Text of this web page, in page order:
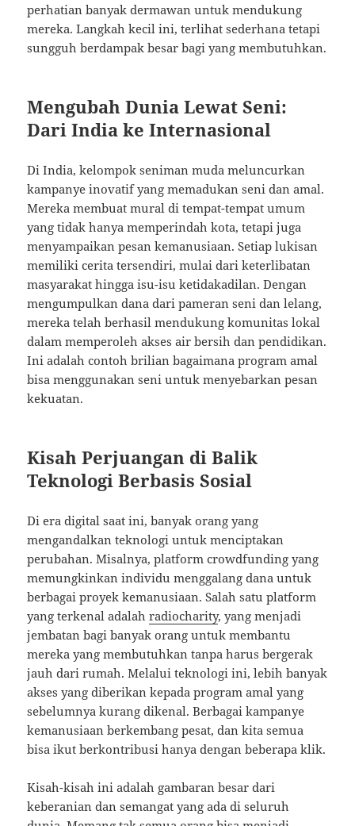
perhatian banyak dermawan untuk mendukung
mereka. Langkah kecil ini, terlihat sederhana tetapi
sungguh berdampak besar bagi yang membutuhkan.
Mengubah Dunia Lewat Seni:
Dari India ke Internasional
Di India, kelompok seniman muda meluncurkan
kampanye inovatif yang memadukan seni dan amal.
Mereka membuat mural di tempat-tempat umum
yang tidak hanya memperindah kota, tetapi juga
menyampaikan pesan kemanusiaan. Setiap lukisan
memiliki cerita tersendiri, mulai dari keterlibatan
masyarakat hingga isu-isu ketidakadilan. Dengan
mengumpulkan dana dari pameran seni dan lelang,
mereka telah berhasil mendukung komunitas lokal
dalam memperoleh akses air bersih dan pendidikan.
Ini adalah contoh brilian bagaimana program amal
bisa menggunakan seni untuk menyebarkan pesan
kekuatan.
Kisah Perjuangan di Balik
Teknologi Berbasis Sosial
Di era digital saat ini, banyak orang yang
mengandalkan teknologi untuk menciptakan
perubahan. Misalnya, platform crowdfunding yang
memungkinkan individu menggalang dana untuk
berbagai proyek kemanusiaan. Salah satu platform
yang terkenal adalahradiocharity, yang menjadi
jembatan bagi banyak orang untuk membantu
mereka yang membutuhkan tanpa harus bergerak
jauh dari rumah. Melalui teknologi ini, lebih banyak
akses yang diberikan kepada program amal yang
sebelumnya kurang dikenal. Berbagai kampanye
kemanusiaan berkembang pesat, dan kita semua
bisa ikut berkontribusi hanya dengan beberapa klik.
Kisah-kisah ini adalah gambaran besar dari
keberanian dan semangat yang ada di seluruh